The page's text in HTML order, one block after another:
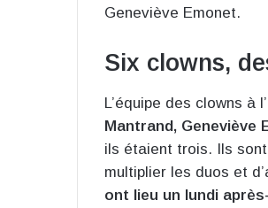
Geneviève Emonet.
Six clowns,
L’équipe des clowns à
Mantrand, Geneviève
ils étaient trois. Ils
multiplier les duos et
ont lieu un lundi